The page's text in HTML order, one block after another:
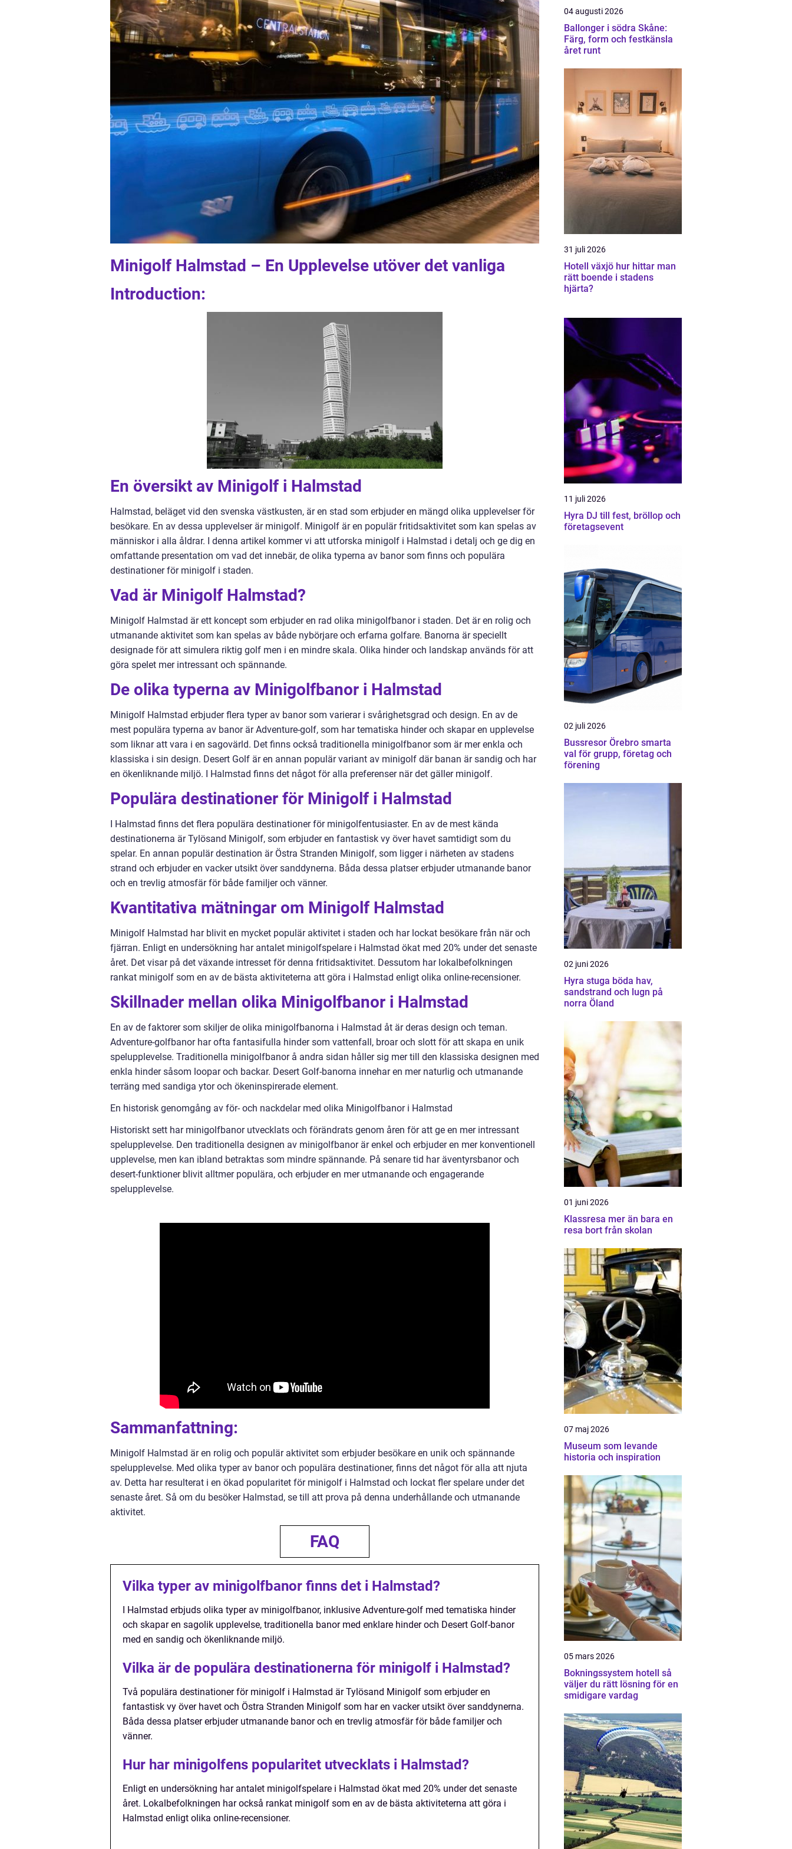
Minigolf Halmstad – En Upplevelse utöver det vanliga
Introduction:
En översikt av Minigolf i Halmstad
Halmstad, beläget vid den svenska västkusten, är en stad som erbjuder en mängd olika upplevelser för
besökare. En av dessa upplevelser är minigolf. Minigolf är en populär fritidsaktivitet som kan spelas av
människor i alla åldrar. I denna artikel kommer vi att utforska minigolf i Halmstad i detalj och ge dig en
omfattande presentation om vad det innebär, de olika typerna av banor som finns och populära
destinationer för minigolf i staden.
Vad är Minigolf Halmstad?
Minigolf Halmstad är ett koncept som erbjuder en rad olika minigolfbanor i staden. Det är en rolig och
utmanande aktivitet som kan spelas av både nybörjare och erfarna golfare. Banorna är speciellt
designade för att simulera riktig golf men i en mindre skala. Olika hinder och landskap används för att
göra spelet mer intressant och spännande.
De olika typerna av Minigolfbanor i Halmstad
Minigolf Halmstad erbjuder flera typer av banor som varierar i svårighetsgrad och design. En av de
mest populära typerna av banor är Adventure-golf, som har tematiska hinder och skapar en upplevelse
som liknar att vara i en sagovärld. Det finns också traditionella minigolfbanor som är mer enkla och
klassiska i sin design. Desert Golf är en annan populär variant av minigolf där banan är sandig och har
en ökenliknande miljö. I Halmstad finns det något för alla preferenser när det gäller minigolf.
Populära destinationer för Minigolf i Halmstad
I Halmstad finns det flera populära destinationer för minigolfentusiaster. En av de mest kända
destinationerna är Tylösand Minigolf, som erbjuder en fantastisk vy över havet samtidigt som du
spelar. En annan populär destination är Östra Stranden Minigolf, som ligger i närheten av stadens
strand och erbjuder en vacker utsikt över sanddynerna. Båda dessa platser erbjuder utmanande banor
och en trevlig atmosfär för både familjer och vänner.
Kvantitativa mätningar om Minigolf Halmstad
Minigolf Halmstad har blivit en mycket populär aktivitet i staden och har lockat besökare från när och
fjärran. Enligt en undersökning har antalet minigolfspelare i Halmstad ökat med 20% under det senaste
året. Det visar på det växande intresset för denna fritidsaktivitet. Dessutom har lokalbefolkningen
rankat minigolf som en av de bästa aktiviteterna att göra i Halmstad enligt olika online-recensioner.
Skillnader mellan olika Minigolfbanor i Halmstad
En av de faktorer som skiljer de olika minigolfbanorna i Halmstad åt är deras design och teman.
Adventure-golfbanor har ofta fantasifulla hinder som vattenfall, broar och slott för att skapa en unik
spelupplevelse. Traditionella minigolfbanor å andra sidan håller sig mer till den klassiska designen med
enkla hinder såsom loopar och backar. Desert Golf-banorna innehar en mer naturlig och utmanande
terräng med sandiga ytor och ökeninspirerade element.
En historisk genomgång av för- och nackdelar med olika Minigolfbanor i Halmstad
Historiskt sett har minigolfbanor utvecklats och förändrats genom åren för att ge en mer intressant
spelupplevelse. Den traditionella designen av minigolfbanor är enkel och erbjuder en mer konventionell
upplevelse, men kan ibland betraktas som mindre spännande. På senare tid har äventyrsbanor och
desert-funktioner blivit alltmer populära, och erbjuder en mer utmanande och engagerande
spelupplevelse.
Sammanfattning:
Minigolf Halmstad är en rolig och populär aktivitet som erbjuder besökare en unik och spännande
spelupplevelse. Med olika typer av banor och populära destinationer, finns det något för alla att njuta
av. Detta har resulterat i en ökad popularitet för minigolf i Halmstad och lockat fler spelare under det
senaste året. Så om du besöker Halmstad, se till att prova på denna underhållande och utmanande
aktivitet.
FAQ
Vilka typer av minigolfbanor finns det i Halmstad?
I Halmstad erbjuds olika typer av minigolfbanor, inklusive Adventure-golf med tematiska hinder
och skapar en sagolik upplevelse, traditionella banor med enklare hinder och Desert Golf-banor
med en sandig och ökenliknande miljö.
Vilka är de populära destinationerna för minigolf i Halmstad?
Två populära destinationer för minigolf i Halmstad är Tylösand Minigolf som erbjuder en
fantastisk vy över havet och Östra Stranden Minigolf som har en vacker utsikt över sanddynerna.
Båda dessa platser erbjuder utmanande banor och en trevlig atmosfär för både familjer och
vänner.
Hur har minigolfens popularitet utvecklats i Halmstad?
Enligt en undersökning har antalet minigolfspelare i Halmstad ökat med 20% under det senaste
året. Lokalbefolkningen har också rankat minigolf som en av de bästa aktiviteterna att göra i
Halmstad enligt olika online-recensioner.
04 augusti 2026
Ballonger i södra Skåne:
Färg, form och festkänsla
året runt
31 juli 2026
Hotell växjö hur hittar man
rätt boende i stadens
hjärta?
11 juli 2026
Hyra DJ till fest, bröllop och
företagsevent
02 juli 2026
Bussresor Örebro smarta
val för grupp, företag och
förening
02 juni 2026
Hyra stuga böda hav,
sandstrand och lugn på
norra Öland
01 juni 2026
Klassresa mer än bara en
resa bort från skolan
07 maj 2026
Museum som levande
historia och inspiration
05 mars 2026
Bokningssystem hotell så
väljer du rätt lösning för en
smidigare vardag